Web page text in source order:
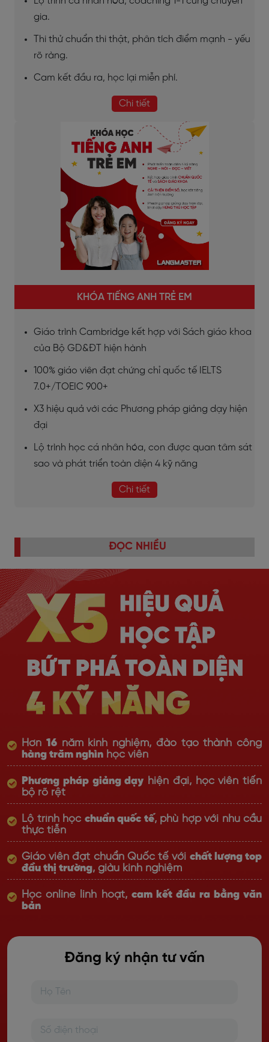
gia.
Thi thử chuẩn thi thật, phân tích điểm mạnh - yếu
rõ ràng.
Cam kết đầu ra, học lại miễn phí.
Chi tiết
KHÓA TIẾNG ANH TRẺ EM
Giáo trình Cambridge kết hợp với Sách giáo khoa
của Bộ GD&ĐT hiện hành
100% giáo viên đạt chứng chỉ quốc tế IELTS
7.0+/TOEIC 900+
X3 hiệu quả với các Phương pháp giảng dạy hiện
đại
Lộ trình học cá nhân hóa, con được quan tâm sát
sao và phát triển toàn diện 4 kỹ năng
Chi tiết
ĐỌC NHIỀU
Hơn 16năm kinh nghiệm, đào tạo thành công
hàng trăm nghìn học viên
Phương pháp giảng dạy hiện đại, học viên tiến
bộ rõ rệt
Lộ trình học chuẩn quốc tế, phù hợp với nhu cầu
thực tiễn
Giáo viên đạt chuẩn Quốc tế với chất lượng top
đầu thị trường, giàu kinh nghiệm
Học online linh hoạt, cam kết đầu ra bằng văn
bản
Đăng ký nhận tư vấn